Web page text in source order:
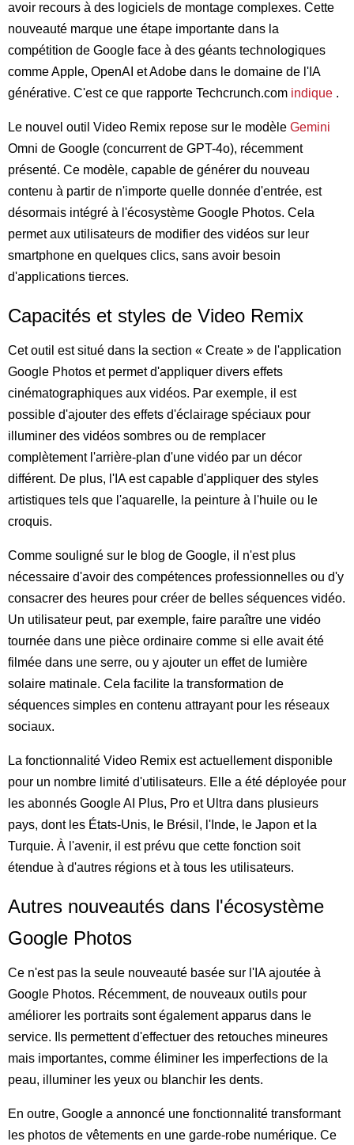
avoir recours à des logiciels de montage complexes. Cette
nouveauté marque une étape importante dans la
compétition de Google face à des géants technologiques
comme Apple, OpenAI et Adobe dans le domaine de l'IA
générative. C'est ce que rapporte Techcrunch.com indique .
Le nouvel outil Video Remix repose sur le modèle Gemini
Omni de Google (concurrent de GPT-4o), récemment
présenté. Ce modèle, capable de générer du nouveau
contenu à partir de n'importe quelle donnée d'entrée, est
désormais intégré à l'écosystème Google Photos. Cela
permet aux utilisateurs de modifier des vidéos sur leur
smartphone en quelques clics, sans avoir besoin
d'applications tierces.
Capacités et styles de Video Remix
Cet outil est situé dans la section « Create » de l'application
Google Photos et permet d'appliquer divers effets
cinématographiques aux vidéos. Par exemple, il est
possible d'ajouter des effets d'éclairage spéciaux pour
illuminer des vidéos sombres ou de remplacer
complètement l'arrière-plan d'une vidéo par un décor
différent. De plus, l'IA est capable d'appliquer des styles
artistiques tels que l'aquarelle, la peinture à l'huile ou le
croquis.
Comme souligné sur le blog de Google, il n'est plus
nécessaire d'avoir des compétences professionnelles ou d'y
consacrer des heures pour créer de belles séquences vidéo.
Un utilisateur peut, par exemple, faire paraître une vidéo
tournée dans une pièce ordinaire comme si elle avait été
filmée dans une serre, ou y ajouter un effet de lumière
solaire matinale. Cela facilite la transformation de
séquences simples en contenu attrayant pour les réseaux
sociaux.
La fonctionnalité Video Remix est actuellement disponible
pour un nombre limité d'utilisateurs. Elle a été déployée pour
les abonnés Google AI Plus, Pro et Ultra dans plusieurs
pays, dont les États-Unis, le Brésil, l'Inde, le Japon et la
Turquie. À l'avenir, il est prévu que cette fonction soit
étendue à d'autres régions et à tous les utilisateurs.
Autres nouveautés dans l'écosystème
Google Photos
Ce n'est pas la seule nouveauté basée sur l'IA ajoutée à
Google Photos. Récemment, de nouveaux outils pour
améliorer les portraits sont également apparus dans le
service. Ils permettent d'effectuer des retouches mineures
mais importantes, comme éliminer les imperfections de la
peau, illuminer les yeux ou blanchir les dents.
En outre, Google a annoncé une fonctionnalité transformant
les photos de vêtements en une garde-robe numérique. Ce